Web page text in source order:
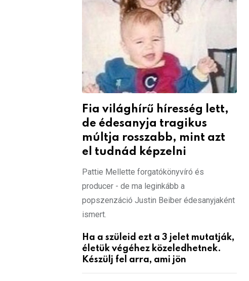
Fia világhírű híresség lett,
de édesanyja tragikus
múltja rosszabb, mint azt
el tudnád képzelni
Pattie Mellette forgatókönyvíró és
producer - de ma leginkább a
popszenzáció Justin Beiber édesanyjaként
ismert.
Ha a szüleid ezt a 3 jelet mutatják,
életük végéhez közeledhetnek.
Készülj fel arra, ami jön